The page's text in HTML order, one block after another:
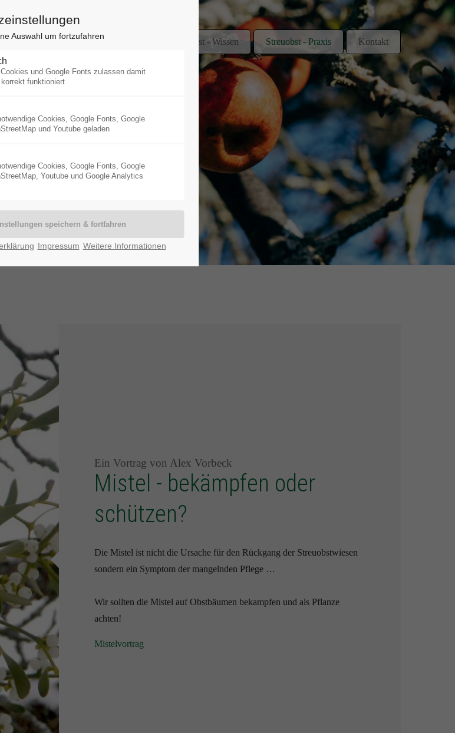
Startseite Mainfranken Streuobst - Wissen Streuobst - Praxis Kontakt
Ein Vortrag von Alex Vorbeck
Mistel - bekämpfen oder
schützen?
Die Mistel ist nicht die Ursache für den Rückgang der Streuobstwiesen
sondern ein Symptom der mangelnden Pflege …
Wir sollten die Mistel auf Obstbäumen bekampfen und als Pflanze
achten!
Mistelvortrag
Auswahl um fortzufahren
Cookies und Google Fonts zulassen damit
funktioniert
Cookies, Google Fonts, Google
und Youtube geladen
Cookies, Google Fonts, Google
Youtube und Google Analytics
Impressum Weitere Informationen